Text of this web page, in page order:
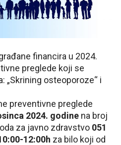
financira u 2024.
preglede koji se
„Skrining osteoporoze“ i
preventivne preglede
2024. godine na broj
za javno zdravstvo 051
12:00h za bilo koji od